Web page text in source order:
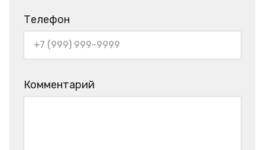
Телефон
Комментарий